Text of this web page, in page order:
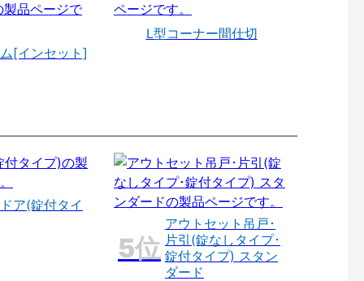
[インセット]
L型コーナー間仕切
ア(錠付タイ
アウトセット吊戸･
片引(錠なしタイプ･
錠付タイプ) スタン
ダード